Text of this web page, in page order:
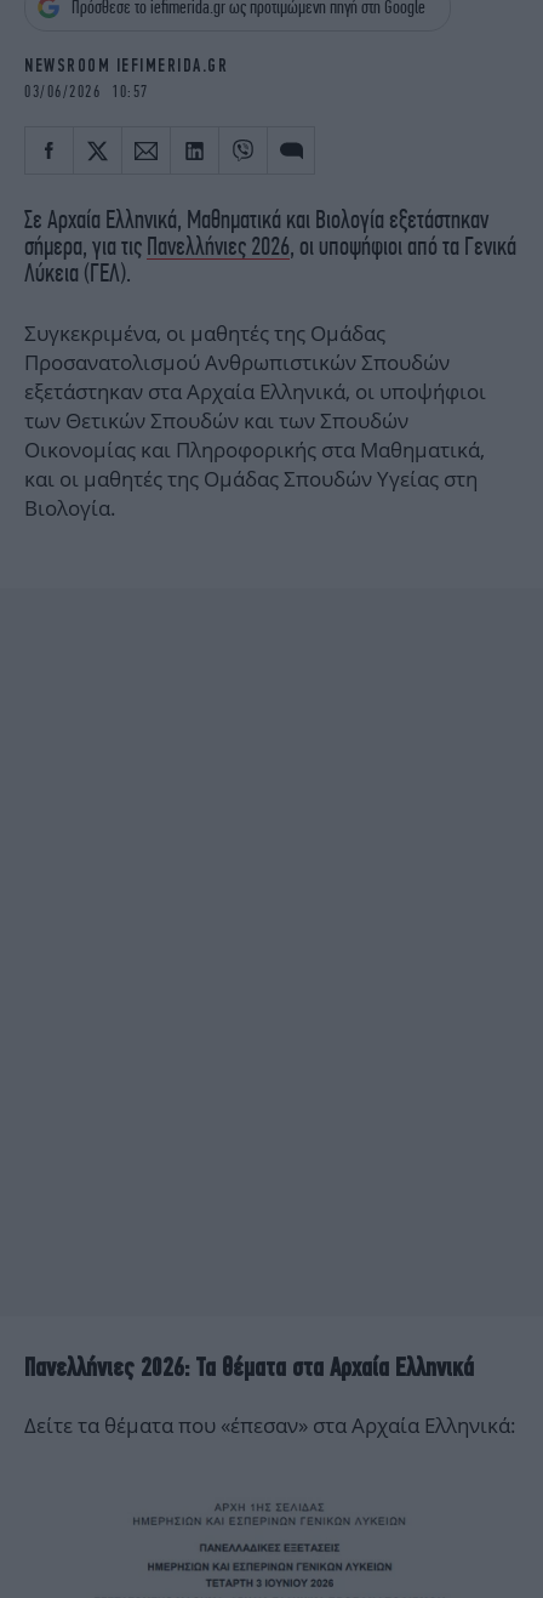
iBOOKS
ΖΩΔΙΑ
MEDIA
NEWSLETTER
Πρόσθεσε το iefimerida.gr ως προτιμώμενη πηγή στη Google
NEWSROOM IEFIMERIDA.GR
03/06/2026 10:57
Σε Αρχαία Ελληνικά, Μαθηματικά και Βιολογία εξετάστηκαν
σήμερα, για τις Πανελλήνιες 2026, οι υποψήφιοι από τα Γενικά
Λύκεια (ΓΕΛ).
Συγκεκριμένα, οι μαθητές της Ομάδας
Προσανατολισμού Ανθρωπιστικών Σπουδών
εξετάστηκαν στα Αρχαία Ελληνικά, οι υποψήφιοι
των Θετικών Σπουδών και των Σπουδών
Οικονομίας και Πληροφορικής στα Μαθηματικά,
και οι μαθητές της Ομάδας Σπουδών Υγείας στη
Βιολογία.
Πανελλήνιες 2026: Τα θέματα στα Αρχαία Ελληνικά
Δείτε τα θέματα που «έπεσαν» στα Αρχαία Ελληνικά: